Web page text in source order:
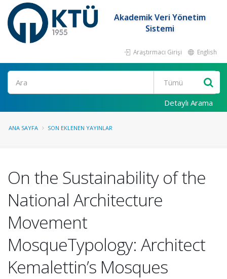
Akademik Veri Yönetim
Sistemi
Araştırmacı Girişi English
Ara
Detaylı Arama
ANA SAYFA SON EKLENEN YAYINLAR
On the Sustainability of the
National Architecture
Movement
MosqueTypology: Architect
Kemalettin’s Mosques